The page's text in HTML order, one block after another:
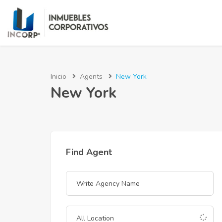
Inicio Agents New York
New York
Find Agent